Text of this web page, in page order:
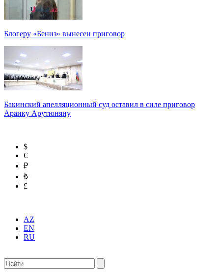
Блогеру «Бениз» вынесен приговор
Бакинский апелляционный суд оставил в силе приговор
Араику Арутюняну
$
€
₽
₺
£
AZ
EN
RU